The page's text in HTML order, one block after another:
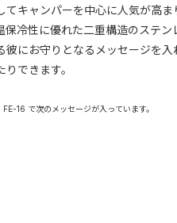
てキャンパーを中心に人気が高
保冷性に優れた二重構造のステ
彼にお守りとなるメッセージを
できます。
16 で次のメッセージが入っています。